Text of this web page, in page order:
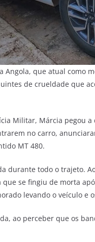
que atual como
de crueldade que
Militar, Márcia pegou
no carro,
MT 480.
durante todo o trajeto.
se fingiu de morta
levando o veículo e
ao perceber que os